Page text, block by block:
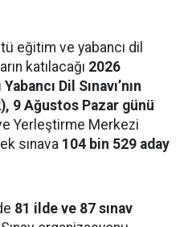
eğitim ve yabancı dil
katılacağı 2026
Dil Sınavı’nın
9 Ağustos Pazar günü
Yerleştirme Merkezi
sınava 104 bin 529 aday
81 ilde ve 87 sınav